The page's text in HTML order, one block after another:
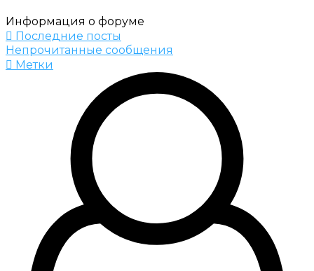
Информация о форуме
Последние посты
Непрочитанные сообщения
Метки